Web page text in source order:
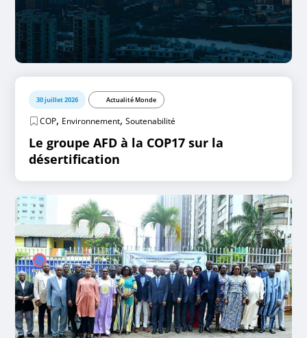
30 juillet 2026 Actualité Monde
COP, Environnement,Soutenabilité
Le groupe AFD à la COP17 sur la
désertification